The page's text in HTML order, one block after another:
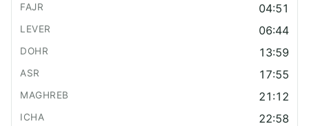
04:51
06:44
13:59
17:55
21:12
22:58